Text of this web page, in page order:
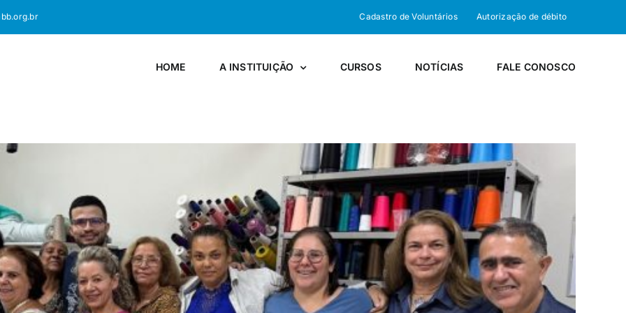
Cadastro de Voluntários Autorização de débito
HOME A INSTITUIÇÃO CURSOS NOTÍCIAS FALE CONOSCO